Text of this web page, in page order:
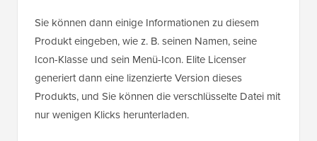
Sie können dann einige Informationen zu diesem
Produkt eingeben, wie z. B. seinen Namen, seine
Icon-Klasse und sein Menü-Icon. Elite Licenser
generiert dann eine lizenzierte Version dieses
Produkts, und Sie können die verschlüsselte Datei mit
nur wenigen Klicks herunterladen.